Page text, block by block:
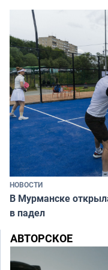
НОВОСТИ
В Мурманске
в падел
АВТОРСКОЕ